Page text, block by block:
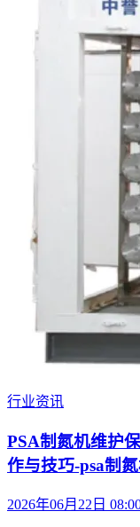
行业资讯
PSA制氮机维护
作与技巧-psa制
2026年06月22日